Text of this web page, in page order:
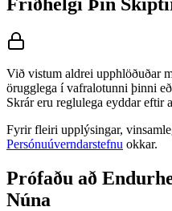
Við vistum aldrei upphlöðuðar
örugglega í vafralotunni þinni
Skrár eru reglulega eyddar eftir
Fyrir fleiri upplýsingar,
Persónuúverndarstefnu okkar.
Prófaðu að
Núna